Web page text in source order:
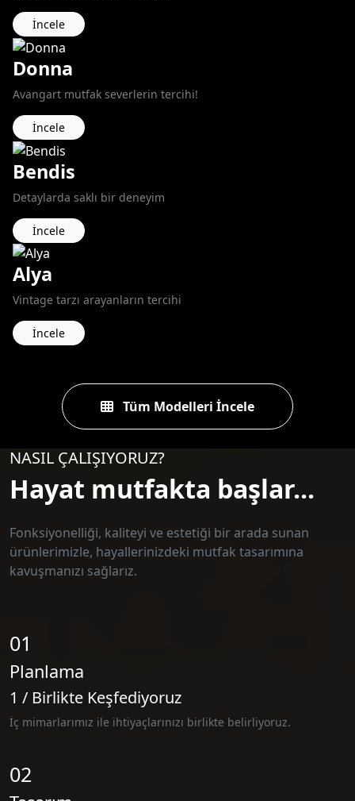
İncele
Donna
Avangart mutfak severlerin tercihi!
İncele
Bendis
Detaylarda saklı bir deneyim
İncele
Alya
Vintage tarzı arayanların tercihi
İncele
Tüm Modelleri İncele
NASIL ÇALIŞIYORUZ?
Hayat mutfakta başlar...
Fonksiyonelliği, kaliteyi ve estetiği bir arada sunan
ürünlerimizle, hayallerinizdeki mutfak tasarımına
kavuşmanızı sağlarız.
01
Planlama
1 / Birlikte Keşfediyoruz
İç mimarlarımız ile ihtiyaçlarınızı birlikte belirliyoruz.
02